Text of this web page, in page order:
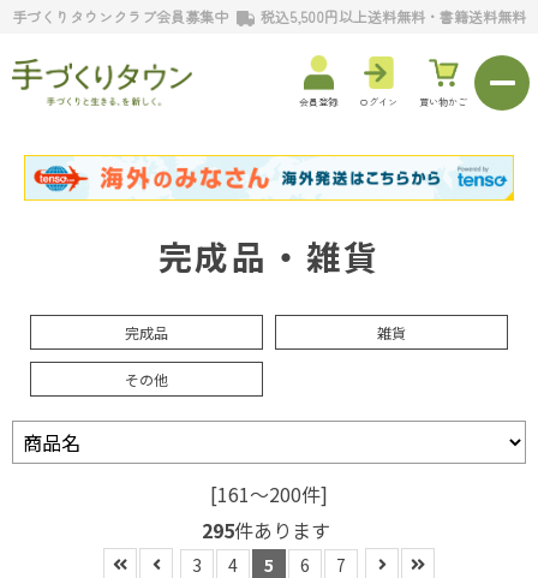
手づくりタウンクラブ会員募集中 税込5,500円以上送料無料・書籍送料無料
会員登録 ログイン 買い物かご
完成品・雑貨
完成品 雑貨
その他
[161～200件]
295件あります
3 4 5 6 7